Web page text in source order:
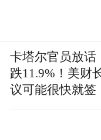
卡塔尔官员放话
跌11.9%！美财
议可能很快就签